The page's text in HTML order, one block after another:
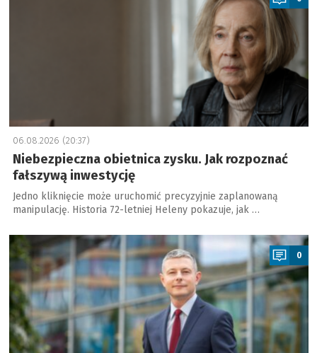
06.08.2026 (20:37)
Niebezpieczna obietnica zysku. Jak rozpoznać
fałszywą inwestycję
Jedno kliknięcie może uruchomić precyzyjnie zaplanowaną
manipulację. Historia 72-letniej Heleny pokazuje, jak …
a
0